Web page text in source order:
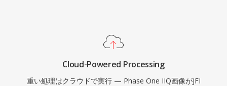
Cloud-Powered Processing
重い処理はクラウドで実行 — Phase One IIQ画像がJFI